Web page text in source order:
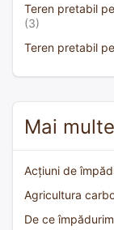
Teren pretabil
(3)
Teren pretabil
Mai
Acțiuni de
Agricultura
De ce împădurim